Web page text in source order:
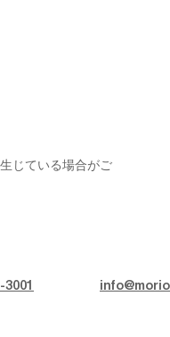
じている場合がご